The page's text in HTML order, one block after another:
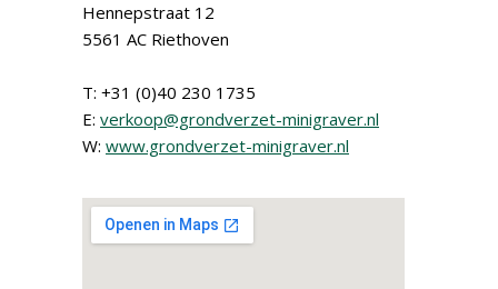
Hennepstraat 12
5561 AC Riethoven
T: +31 (0)40 230 1735
E: verkoop@grondverzet-minigraver.nl
W: www.grondverzet-minigraver.nl